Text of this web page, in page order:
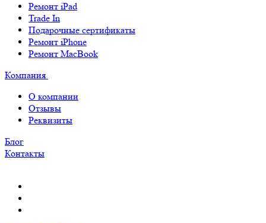
Ремонт iPad
Trade In
Подарочные сертификаты
Ремонт iPhone
Ремонт MacBook
Компания
О компании
Отзывы
Реквизиты
Блог
Контакты